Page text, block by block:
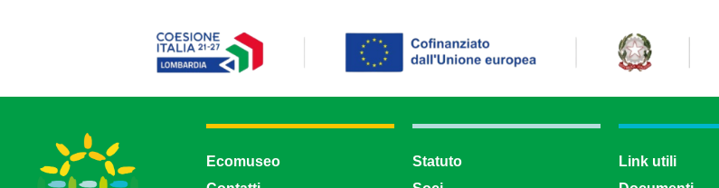
Ecomuseo
Statuto
Link utili